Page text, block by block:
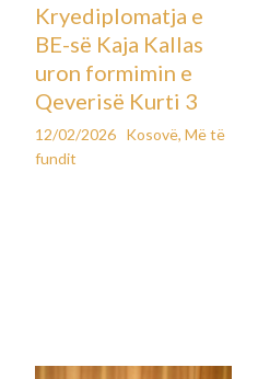
Kryediplomatja e
BE-së Kaja Kallas
uron formimin e
Qeverisë Kurti 3
12/02/2026 Kosovë,Më të
fundit